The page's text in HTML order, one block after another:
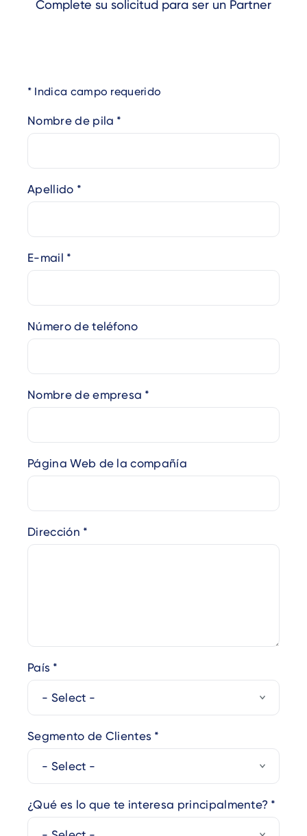
Complete su solicitud para ser un Partner
Indica campo requerido
Nombre de pila
Apellido
E-mail
Número de teléfono
Nombre de empresa
Página Web de la compañía
Dirección
País
Segmento de Clientes
¿Qué es lo que te interesa principalmente?